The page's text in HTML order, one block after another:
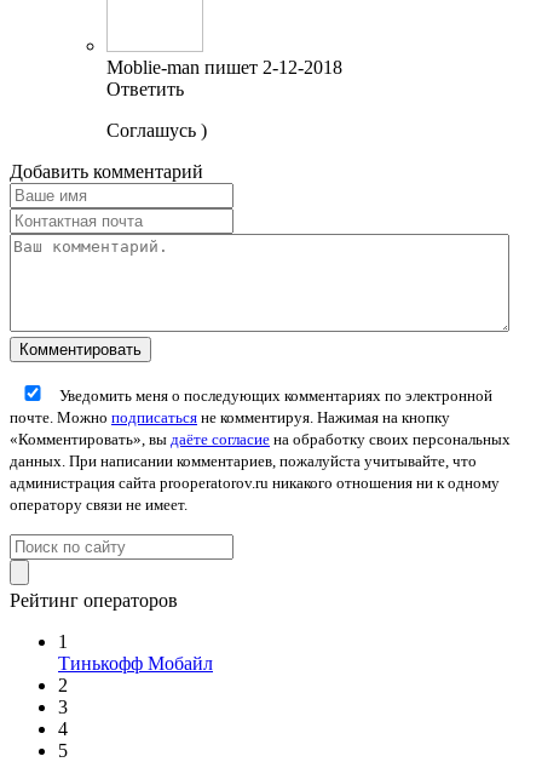
Moblie-man пишет 2-12-2018
Ответить
Соглашусь )
Добавить комментарий
Уведомить меня о последующих комментариях по электронной
почте. Можно подписаться не комментируя. Нажимая на кнопку
«Комментировать», вы даёте согласие на обработку своих персональных
данных. При написании комментариев, пожалуйста учитывайте, что
администрация сайта prooperatorov.ru никакого отношения ни к одному
оператору связи не имеет.
Рейтинг операторов
1
Тинькофф Мобайл
2
3
4
5